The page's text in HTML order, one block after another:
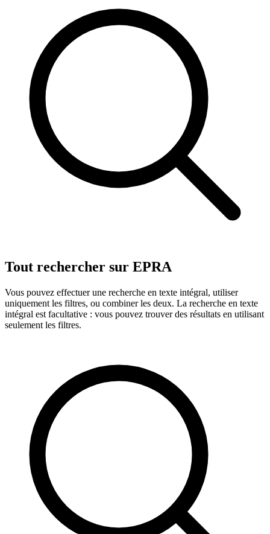
Tout rechercher sur EPRA
Vous pouvez effectuer une recherche en texte intégral, utiliser
uniquement les filtres, ou combiner les deux. La recherche en texte
intégral est facultative : vous pouvez trouver des résultats en utilisant
seulement les filtres.